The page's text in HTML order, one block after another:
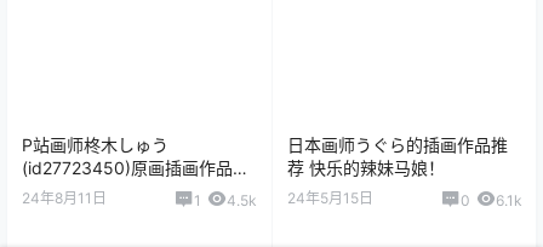
P站画师柊木しゅう
(id27723450)原画插画作品合
集
24年8月11日 1 4.5k
日本画师うぐら的插画作品推
荐 快乐的辣妹马娘！
24年5月15日 0 6.1k